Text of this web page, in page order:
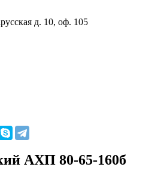
д. 10, оф. 105
АХП 80-65-160б